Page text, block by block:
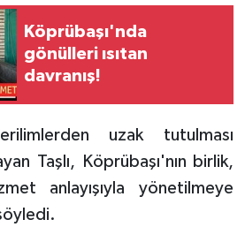
Köprübaşı'nda
gönülleri ısıtan
davranış!
uzak tutulması
Taşlı, Köprübaşı'nın birlik,
anlayışıyla yönetilmeye